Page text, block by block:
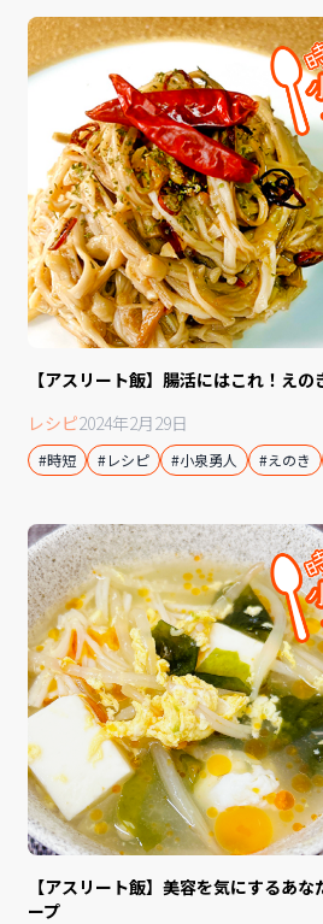
【アスリート飯】腸活にはこれ！え
レシピ2024年2月29日
#時短 #レシピ #小泉勇人 #えのき
【アスリート飯】美容を気にするあ
ープ